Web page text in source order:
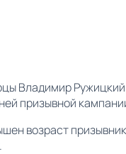
Владимир
призывной
возраст